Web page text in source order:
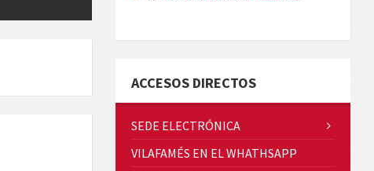
Quintà Culroja
ACCESOS DIRECTOS
SEDE ELECTRÓNICA
VILAFAMÉS EN EL WHATHSAPP